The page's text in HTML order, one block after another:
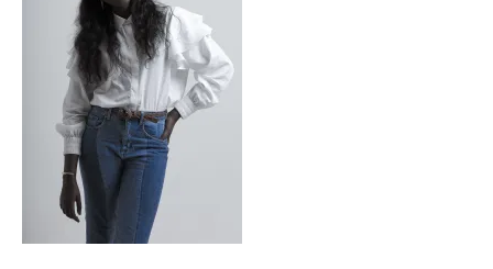
Blue
Equilibre
Renaissance
Afrofuturiste
Sunustreet